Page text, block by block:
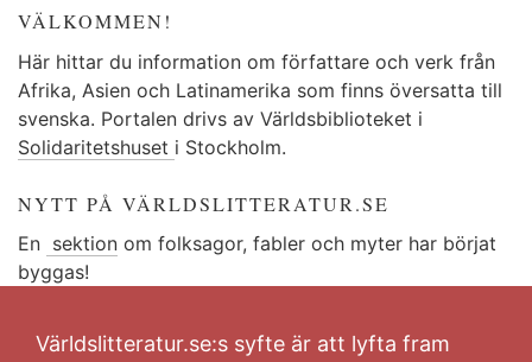
VÄLKOMMEN!
Här hittar du information om författare och verk från
Afrika, Asien och Latinamerika som finns översatta till
svenska. Portalen drivs av Världsbiblioteket i
Solidaritetshuset i Stockholm.
NYTT PÅ VÄRLDSLITTERATUR.SE
En sektion om folksagor, fabler och myter har börjat
byggas!
Världslitteratur.se:s syfte är att lyfta fram